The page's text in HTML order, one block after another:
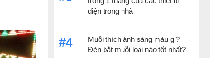
điện trong nhà
#4
Muỗi thích ánh sáng màu gì?
Đèn bắt muỗi loại nào tốt nhất?